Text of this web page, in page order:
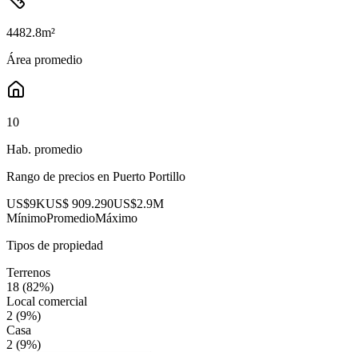
4482.8m²
Área promedio
10
Hab. promedio
Rango de precios en Puerto Portillo
US$9KUS$ 909.290US$2.9M
MínimoPromedioMáximo
Tipos de propiedad
Terrenos
18 (82%)
Local comercial
2 (9%)
Casa
2 (9%)